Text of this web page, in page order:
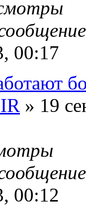
00:17
» 19
00:12